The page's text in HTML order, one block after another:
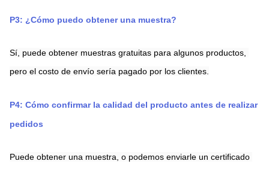
P3: ¿Cómo puedo obtener una muestra?
Sí, puede obtener muestras gratuitas para algunos productos,
pero el costo de envío sería pagado por los clientes.
P4: Cómo confirmar la calidad del producto antes de realizar
pedidos
Puede obtener una muestra, o podemos enviarle un certificado